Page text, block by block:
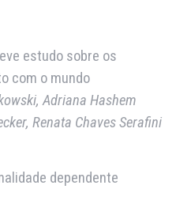
estudo sobre os
com o mundo
Adriana Hashem
Renata Chaves Serafini
dependente